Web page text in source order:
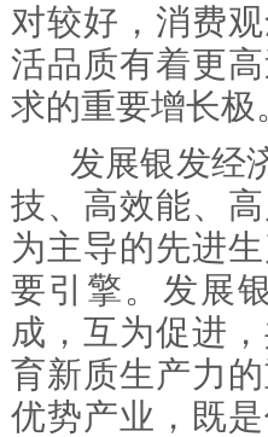
对较好，消费
活品质有着更
求的重要增长极
发展银发经
技、高效能、
为主导的先进
要引擎。发展
成，互为促进
育新质生产力
优势产业，既